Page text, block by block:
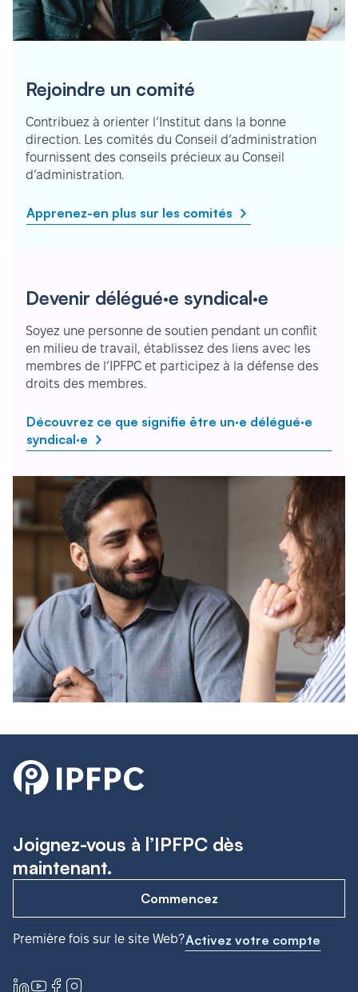
Rejoindre un comité
Contribuez à orienter l’Institut dans la bonne
direction. Les comités du Conseil d’administration
fournissent des conseils précieux au Conseil
d’administration.
Apprenez-en plus sur les comités
Devenir délégué·e syndical·e
Soyez une personne de soutien pendant un conflit
en milieu de travail, établissez des liens avec les
membres de l’IPFPC et participez à la défense des
droits des membres.
Découvrez ce que signifie être un·e délégué·e
syndical·e
Joignez-vous à l’IPFPC dès
maintenant.
Commencez
Première fois sur le site Web?Activez votre compte